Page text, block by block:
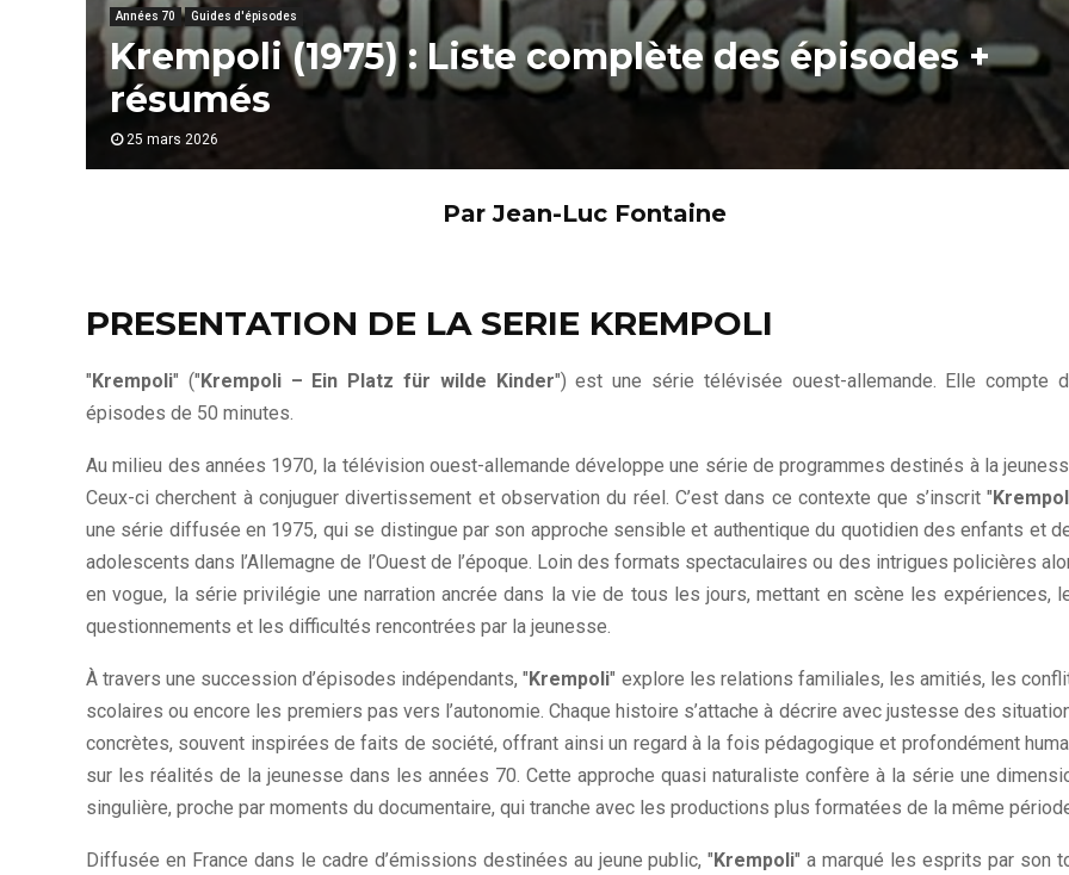
Années 70 Guides d'épisodes
Krempoli (1975) : Liste complète des épisodes +
résumés
25 mars 2026
Par Jean-Luc Fontaine
PRESENTATION DE LA SERIE KREMPOLI
"Krempoli" ("Krempoli – Ein Platz für wilde Kinder") est une série télévisée ouest-allemande. Elle compte
épisodes de 50 minutes.
Au milieu des années 1970, la télévision ouest-allemande développe une série de programmes destinés à la
Ceux-ci cherchent à conjuguer divertissement et observation du réel. C’est dans ce contexte que s’inscrit "
une série diffusée en 1975, qui se distingue par son approche sensible et authentique du quotidien des enfants et
adolescents dans l’Allemagne de l’Ouest de l’époque. Loin des formats spectaculaires ou des intrigues policières
en vogue, la série privilégie une narration ancrée dans la vie de tous les jours, mettant en scène les expériences,
questionnements et les difficultés rencontrées par la jeunesse.
À travers une succession d’épisodes indépendants, "Krempoli" explore les relations familiales, les amitiés, les
scolaires ou encore les premiers pas vers l’autonomie. Chaque histoire s’attache à décrire avec justesse des
concrètes, souvent inspirées de faits de société, offrant ainsi un regard à la fois pédagogique et profondément
sur les réalités de la jeunesse dans les années 70. Cette approche quasi naturaliste confère à la série une
singulière, proche par moments du documentaire, qui tranche avec les productions plus formatées de la même
Diffusée en France dans le cadre d’émissions destinées au jeune public, "Krempoli" a marqué les esprits par son